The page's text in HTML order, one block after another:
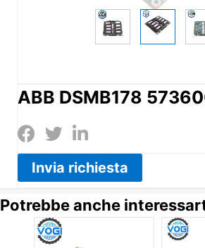
ABB DSMB178
Invia richiesta
Potrebbe anche